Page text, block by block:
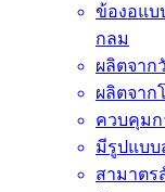
ข้องอแบ
กลม
ผลิตจาก
ผลิตจาก
ควบคุมก
มีรูปแบบ
สามาตร